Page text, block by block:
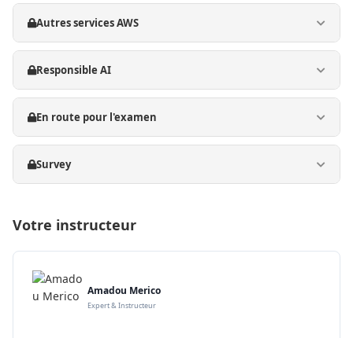
Autres services AWS
Responsible AI
En route pour l'examen
Survey
Votre instructeur
Amadou Merico
Expert & Instructeur